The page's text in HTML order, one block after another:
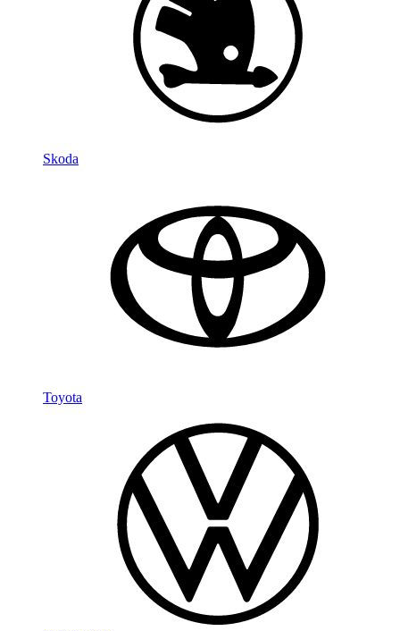
Skoda
Toyota